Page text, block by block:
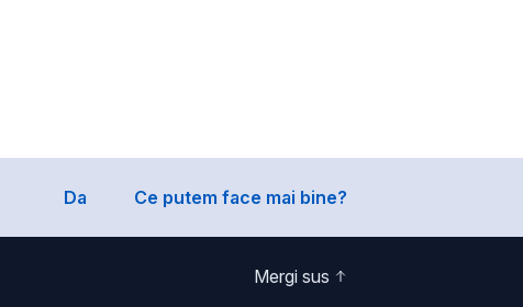
Da Ce putem face mai bine?
Mergi sus